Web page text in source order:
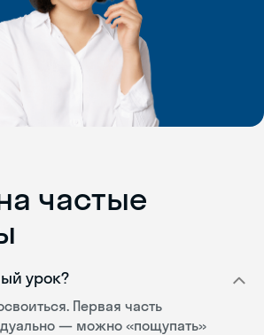
частые
урок?
Первая часть
— можно «пощупать»